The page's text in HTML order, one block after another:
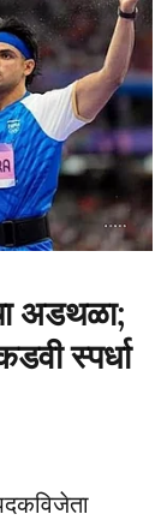
अडथळा;
स्पर्धा